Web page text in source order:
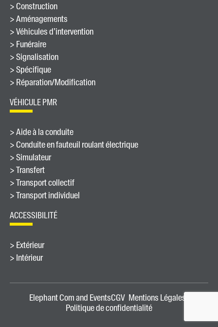
> Construction
> Aménagements
> Véhicules d’intervention
> Funéraire
> Signalisation
> Spécifique
> Réparation/Modification
VÉHICULE PMR
> Aide à la conduite
> Conduite en fauteuil roulant électrique
> Simulateur
> Transfert
> Transport collectif
> Transport individuel
ACCESSIBILITÉ
> Extérieur
> Intérieur
Elephant Com and EventsCGV Mentions Légales
Politique de confidentialité